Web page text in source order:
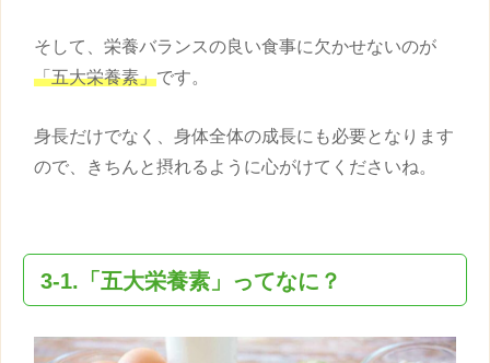
そして、栄養バランスの良い食事に欠かせないのが
「五大栄養素」です。
身長だけでなく、身体全体の成長にも必要となります
ので、きちんと摂れるように心がけてくださいね。
3-1.「五大栄養素」ってなに？